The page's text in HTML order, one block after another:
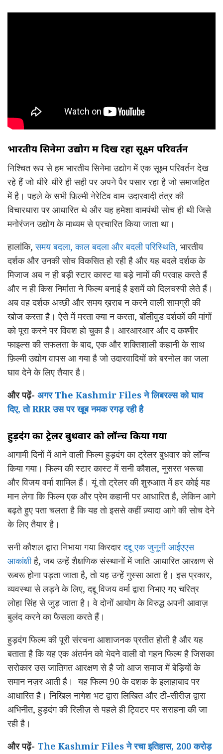
भारतीयसिनेमाउद्योगमें दिख रहासूक्ष्मपरिवर्तन
निश्चित रूप से हम भारतीय सिनेमा उद्योग में एक सूक्ष्म परिवर्तन देख
रहे हैं जो धीरे-धीरे ही सही पर अपने पैर पसार रहा है जो समाजहित
में है। पहले के सभी फ़िल्मी नेरेटिव वाम-उदारवादी तंत्र की
विचारधारा पर आधारित थे और यह हमेशा वामपंथी सोच ही थी जिसे
मनोरंजन उद्योग के माध्यम से प्रचारित किया जाता था।
हालांकि,समय बदला, काल बदला और बदली परिस्थिति, भारतीय
दर्शक और उनकी सोच विकसित हो रही है और यह बदले दर्शक के
मिजाज अब न ही बड़ी स्टार कास्ट या बड़े नामों की परवाह करते हैं
और न ही किस निर्माता ने फिल्म बनाई है इसमें को दिलचस्पी लेते हैं।
अब वह दर्शक अच्छी और समय ख़राब न करने वाली सामग्री की
खोज करता है। ऐसे में मरता क्या न करता, बॉलीवुड दर्शकों की मांगों
को पूरा करने पर विवश हो चुका है। आरआरआर और द कश्मीर
फाइल्स की सफलता के बाद, एक और शक्तिशाली कहानी के साथ
फ़िल्मी उद्योग वापस आ गया है जो उदारवादियों को बरनोल का जला
घाव देने के लिए तैयार है।
और पढ़ें- अगर The Kashmir Files ने लिबरल्स को घाव
दिए, तो RRR उस पर खूब नमक रगड़ रही है
हुड़दंगकाट्रेलरबुधवारकोलॉन्चकियागया
आगामी दिनों में आने वाली फिल्म हुड़दंग का ट्रेलर बुधवार को लॉन्च
किया गया। फिल्म की स्टार कास्ट में सनी कौशल, नुसरत भरूचा
और विजय वर्मा शामिल हैं। यूं तो ट्रेलर की शुरुआत में हर कोई यह
मान लेगा कि फिल्म एक और प्रेम कहानी पर आधारित है, लेकिन आगे
बढ़ते हुए पता चलता है कि यह तो इससे कहीं ज़्यादा आगे की सोच देने
के लिए तैयार है।
सनी कौशल द्वारा निभाया गया किरदारदद्दू एक जुनूनी आईएएस
आकांक्षीहै, जब उन्हें शैक्षणिक संस्थानों में जाति-आधारित आरक्षण से
रूबरू होना पड़ता जाता है, तो यह उन्हें गुस्सा आता है। इस प्रकार,
व्यवस्था से लड़ने के लिए, दद्दू विजय वर्मा द्वारा निभाए गए चरित्र
लोहा सिंह से जुड़ जाता है। वे दोनों आयोग के विरुद्ध अपनी आवाज़
बुलंद करने का फैसला करते हैं।
हुड़दंग फिल्म की पूरी संरचना आशाजनक प्रतीत होती है और यह
बताता है कि यह एक अंतर्मन को भेदने वाली वो गहन फिल्म है जिसका
सरोकार उस जातिगत आरक्षण से है जो आज समाज में बेड़ियों के
समान नज़र आती है। यह फिल्म 90 के दशक के इलाहाबाद पर
आधारित है। निखिल नागेश भट द्वारा लिखित और टी-सीरीज़ द्वारा
अभिनीत, हुड़दंग की रिलीज़ से पहले ही ट्विटर पर सराहना की जा
रही है।
और पढ़ें- The Kashmir Files ने रचा इतिहास, 200 करोड़